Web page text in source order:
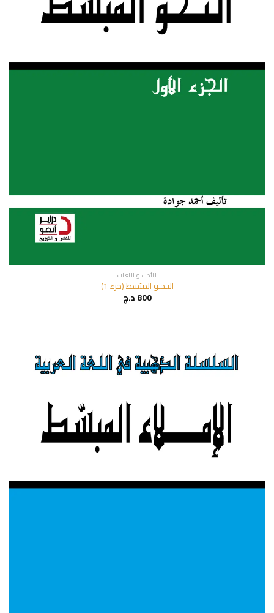
الأدب و اللغات
النـحـو المبّسط (جزء 1)
800د.ج